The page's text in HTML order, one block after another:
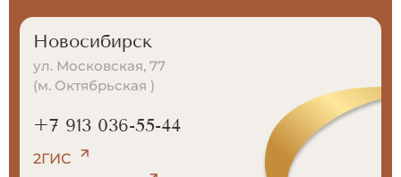
Новосибирск
ул. Московская, 77
(м. Октябрьская )
+7 913 036-55-44
2ГИС